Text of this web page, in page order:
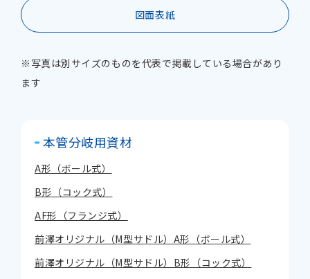
図面表紙
※写真は別サイズのものを代表で掲載している場合があり
ます
本管分岐用資材
A形（ボール式）
B形（コック式）
AF形（フランジ式）
前澤オリジナル（M型サドル）A形（ボール式）
前澤オリジナル（M型サドル）B形（コック式）